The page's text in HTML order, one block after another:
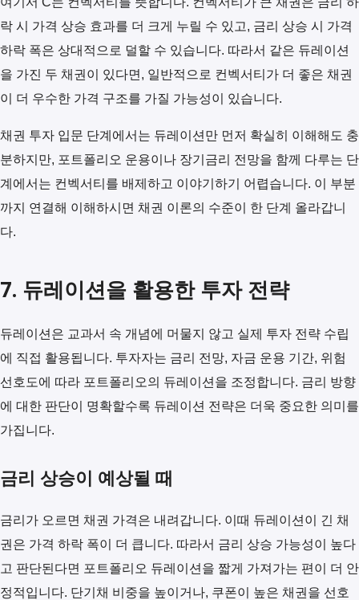
락 시 가격 상승 효과를 더 크게 누릴 수 있고, 금리 상승 시 가격
하락 폭은 상대적으로 덜할 수 있습니다. 따라서 같은 듀레이션
을 가진 두 채권이 있다면, 일반적으로 컨벡서티가 더 좋은 채권
이 더 우수한 가격 구조를 가질 가능성이 있습니다.
채권 투자 입문 단계에서는 듀레이션만 먼저 확실히 이해해도 충
분하지만, 포트폴리오 운용이나 장기금리 전망을 함께 다루는 단
계에서는 컨벡서티를 배제하고 이야기하기 어렵습니다. 이 부분
까지 연결해 이해하시면 채권 이론의 수준이 한 단계 올라갑니
다.
7. 듀레이션을 활용한 투자 전략
듀레이션은 교과서 속 개념에 머물지 않고 실제 투자 전략 수립
에 직접 활용됩니다. 투자자는 금리 전망, 자금 운용 기간, 위험
선호도에 따라 포트폴리오의 듀레이션을 조정합니다. 금리 방향
에 대한 판단이 명확할수록 듀레이션 전략은 더욱 중요한 의미를
가집니다.
금리 상승이 예상될 때
금리가 오르면 채권 가격은 내려갑니다. 이때 듀레이션이 긴 채
권은 가격 하락 폭이 더 큽니다. 따라서 금리 상승 가능성이 높다
고 판단된다면 포트폴리오 듀레이션을 짧게 가져가는 편이 더 안
정적입니다. 단기채 비중을 높이거나, 쿠폰이 높은 채권을 선호